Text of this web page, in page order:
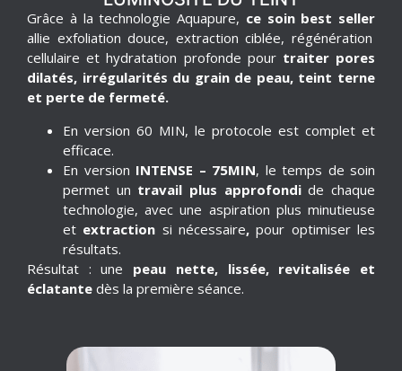
Grâce à la technologie Aquapure, ce soin best seller
allie exfoliation douce, extraction ciblée, régénération
cellulaire et hydratation profonde pour traiter pores
dilatés, irrégularités du grain de peau, teint terne
et perte de fermeté.
En version 60 MIN, le protocole est complet et
efficace.
En version INTENSE – 75MIN, le temps de soin
permet un travail plus approfondide chaque
technologie, avec une aspiration plus minutieuse
et extraction si nécessaire, pour optimiser les
résultats.
Résultat : une peau nette, lissée, revitalisée et
éclatante dès la première séance.